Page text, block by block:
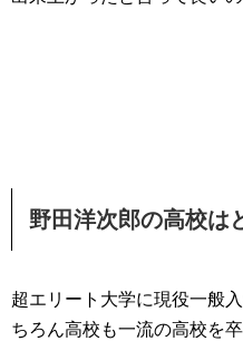
野田洋次郎の高校は
超エリート大学に現役一般
ちろん高校も一流の高校を